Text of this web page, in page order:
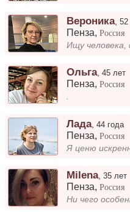
Вероника,52
Пенза,Россия
Oльга,45 лет
Пенза,Россия
.
Лада,44 года
Пенза,Россия
Milena,35 лет
Пенза,Россия
Ни чего